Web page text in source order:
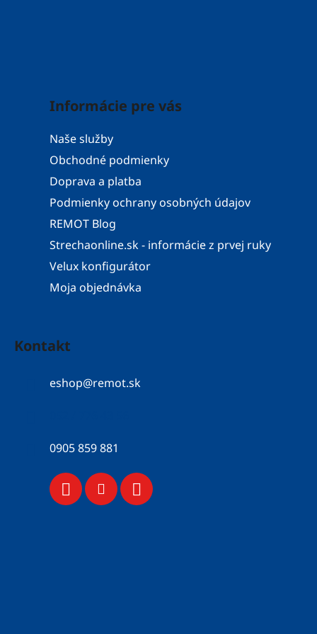
Informácie pre vás
Naše služby
Obchodné podmienky
Doprava a platba
Podmienky ochrany osobných údajov
REMOT Blog
Strechaonline.sk - informácie z prvej ruky
Velux konfigurátor
Moja objednávka
Kontakt
eshop@remot.sk
0905 859 881